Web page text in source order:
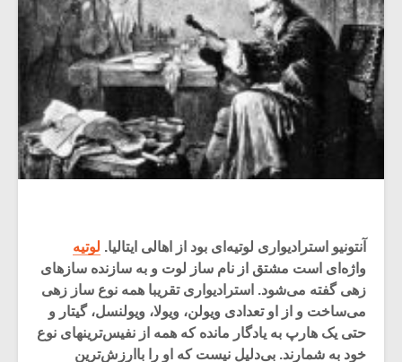
آنتونیو استرادیواری لوتیه‌ای بود از اهالی ایتالیا. لوتیه
واژه‌ای است مشتق از نام ساز لوت و به سازنده سازهای
زهی گفته می‌شود. استرادیواری تقریبا همه نوع ساز زهی
می‌ساخت و از او تعدادی ویولن، ویولا، ویولنسل، گیتار و
حتی یک هارپ به یادگار مانده که همه از نفیس‌ترینهای نوع
خود به شمارند. بی‌دلیل نیست که او را باارزش‌ترین